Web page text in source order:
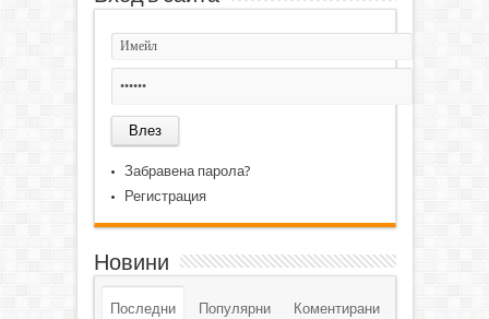
Забравена парола?
Регистрация
Новини
Последни Популярни Коментирани